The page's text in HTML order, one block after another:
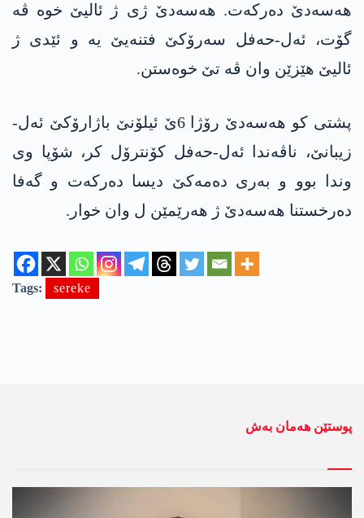
هه‌سه‌دێ دەرکەت. هه‌سه‌دێ ژی ژ ئالیێ خوە ڤە
گۆت، ئەل-حەفل سەرۆکێ فتنەیێ یە و ئێدی ژ
ئالیێ هێزێن وان ڤە تێ خوەستن.
پشتی کو هه‌سه‌دێ رۆژا 6ێ ئیلۆنێ باژارۆکێ ئەل-
زیبانێ، ناڤەندا ئەل-حەفل کۆنترۆل کر، شۆپا وی
وندا بوو و بەری دەمەکێ دیسا دەرکەت و گەفا
دەرخستنا هه‌سه‌دێ ژ هەرێمێن ل وان خوار.
Tags: sereke
پوستێن ھەمان بەش